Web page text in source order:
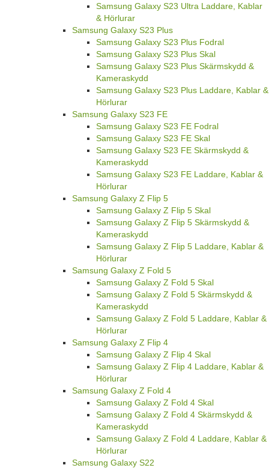
Samsung Galaxy S23 Ultra Laddare, Kablar
& Hörlurar
Samsung Galaxy S23 Plus
Samsung Galaxy S23 Plus Fodral
Samsung Galaxy S23 Plus Skal
Samsung Galaxy S23 Plus Skärmskydd &
Kameraskydd
Samsung Galaxy S23 Plus Laddare, Kablar &
Hörlurar
Samsung Galaxy S23 FE
Samsung Galaxy S23 FE Fodral
Samsung Galaxy S23 FE Skal
Samsung Galaxy S23 FE Skärmskydd &
Kameraskydd
Samsung Galaxy S23 FE Laddare, Kablar &
Hörlurar
Samsung Galaxy Z Flip 5
Samsung Galaxy Z Flip 5 Skal
Samsung Galaxy Z Flip 5 Skärmskydd &
Kameraskydd
Samsung Galaxy Z Flip 5 Laddare, Kablar &
Hörlurar
Samsung Galaxy Z Fold 5
Samsung Galaxy Z Fold 5 Skal
Samsung Galaxy Z Fold 5 Skärmskydd &
Kameraskydd
Samsung Galaxy Z Fold 5 Laddare, Kablar &
Hörlurar
Samsung Galaxy Z Flip 4
Samsung Galaxy Z Flip 4 Skal
Samsung Galaxy Z Flip 4 Laddare, Kablar &
Hörlurar
Samsung Galaxy Z Fold 4
Samsung Galaxy Z Fold 4 Skal
Samsung Galaxy Z Fold 4 Skärmskydd &
Kameraskydd
Samsung Galaxy Z Fold 4 Laddare, Kablar &
Hörlurar
Samsung Galaxy S22